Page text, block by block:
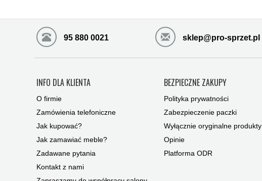
95 880 0021 sklep@pro-sprzet.pl
INFO DLA KLIENTA
O firmie
Zamówienia telefoniczne
Jak kupować?
Jak zamawiać meble?
Zadawane pytania
Kontakt z nami
BEZPIECZNE ZAKUPY
Polityka prywatności
Zabezpieczenie paczki
Wyłącznie oryginalne produkty
Opinie
Platforma ODR